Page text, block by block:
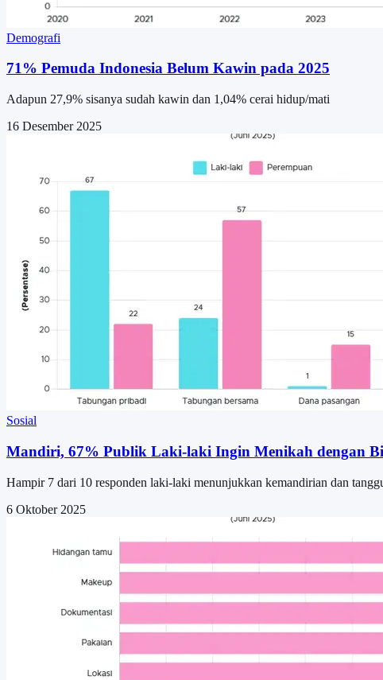
Demografi
71% Pemuda Indonesia Belum Kawin pada 2025
Adapun 27,9% sisanya sudah kawin dan 1,04% cerai hidup/mati
16 Desember 2025
Sosial
Mandiri, 67% Publik Laki-laki Ingin Menikah dengan
Hampir 7 dari 10 responden laki-laki menunjukkan kemandirian dan
6 Oktober 2025